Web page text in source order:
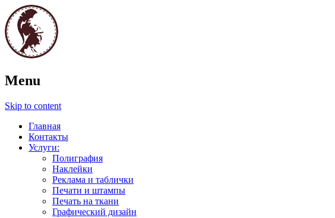
Паллада
Полиграфия. Печати и штампы. Графический
Menu
Skip to content
Главная
Контакты
Услуги:
Полиграфия
Наклейки
Реклама и таблички
Печати и штампы
Печать на ткани
Графический дизайн